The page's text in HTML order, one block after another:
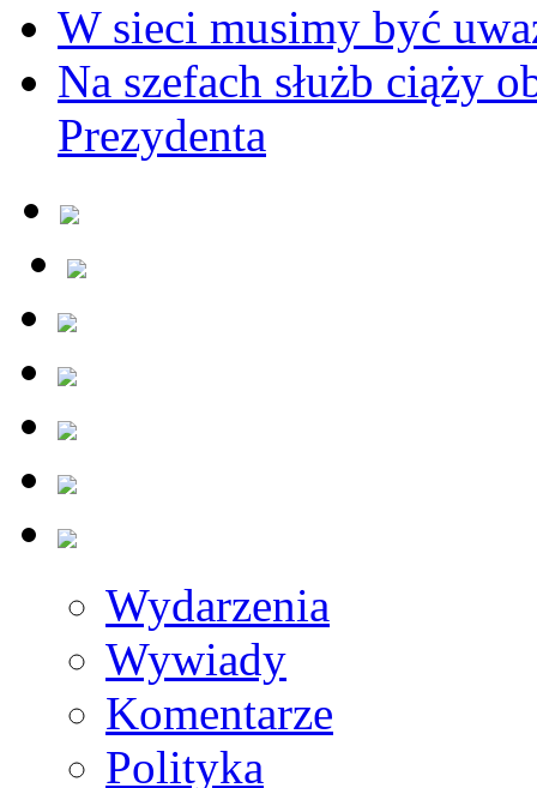
W sieci musimy być
Na szefach służb ciąży
Prezydenta
Wydarzenia
Wywiady
Komentarze
Polityka